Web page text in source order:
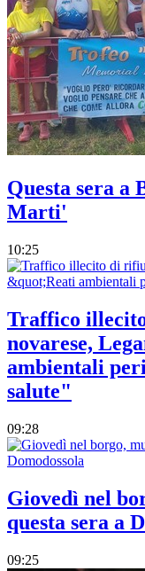
Questa sera a
Marti'
10:25
Traffico
novarese,
ambientali
salute"
09:28
Giovedì nel
questa sera a
09:25